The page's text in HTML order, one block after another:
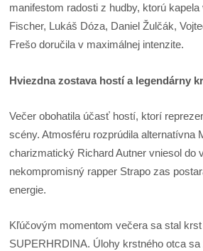
manifestom radosti z hudby, ktorú
Fischer, Lukáš Dóza, Daniel Žulčák,
Frešo doručila v maximálnej intenzite.
Hviezdna zostava hostí a legendárny
Večer obohatila účasť hostí, ktorí
scény. Atmosféru rozprúdila alternatívna
charizmatický Richard Autner vniesol do
nekompromisný rapper Strapo zas
energie.
Kľúčovým momentom večera sa stal
SUPERHRDINA. Úlohy krstného otca